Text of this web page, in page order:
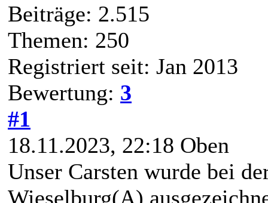
Beiträge: 2.515
Themen: 250
Registriert seit: Jan 2013
Bewertung: 3
#1
18.11.2023, 22:18 Oben
Unser Carsten wurde bei
Wieselburg(A)